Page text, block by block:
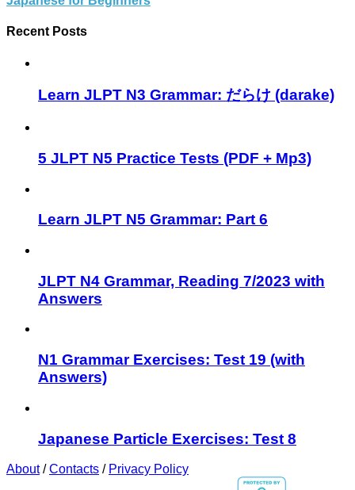
Recent Posts
Learn JLPT N3 Grammar: だらけ (darake)
5 JLPT N5 Practice Tests (PDF + Mp3)
Learn JLPT N5 Grammar: Part 6
JLPT N4 Grammar, Reading 7/2023 with
Answers
N1 Grammar Exercises: Test 19 (with
Answers)
Japanese Particle Exercises: Test 8
About/Contacts / Privacy Policy